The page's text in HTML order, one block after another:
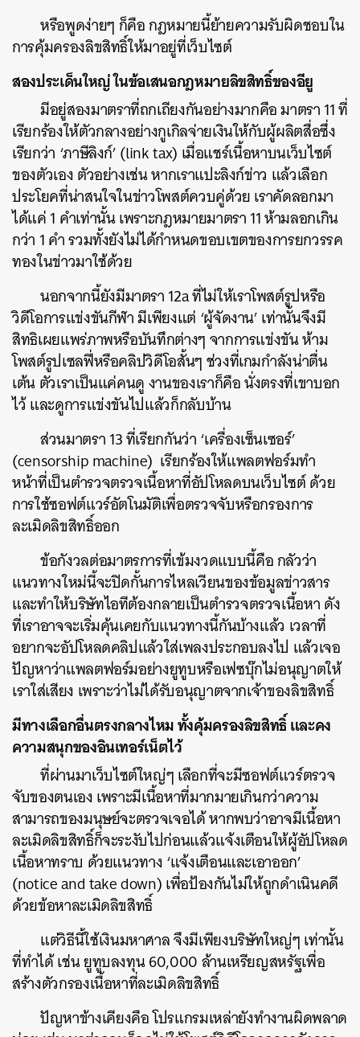
หรือพูดง่ายๆ ก็คือ กฎหมายนี้ย้ายความรับผิดชอบใน
การคุ้มครองลิขสิทธิ์ให้มาอยู่ที่เว็บไซต์
สองประเด็นใหญ่ ในข้อเสนอกฎหมายลิขสิทธิ์ของอียู
มีอยู่สองมาตราที่ถกเถียงกันอย่างมากคือ มาตรา 11 ที่
เรียกร้องให้ตัวกลางอย่างกูเกิลจ่ายเงินให้กับผู้ผลิตสื่อซึ่ง
เรียกว่า ‘ภาษีลิงก์’ (link tax) เมื่อแชร์เนื้อหาบนเว็บไซต์
ของตัวเอง ตัวอย่างเช่น หากเราแปะลิงก์ข่าว แล้วเลือก
ประโยคที่น่าสนใจในข่าวโพสต์ควบคู่ด้วย เราคัดลอกมา
ได้แค่ 1 คำเท่านั้น เพราะกฎหมายมาตรา 11 ห้ามลอกเกิน
กว่า 1 คำ รวมทั้งยังไม่ได้กำหนดขอบเขตของการยกวรรค
ทองในข่าวมาใช้ด้วย
นอกจากนี้ยังมีมาตรา 12a ที่ไม่ให้เราโพสต์รูปหรือ
วิดีโอการแข่งขันกีฬา มีเพียงแต่ ‘ผู้จัดงาน’ เท่านั้นจึงมี
สิทธิเผยแพร่ภาพหรือบันทึกต่างๆ จากการแข่งขัน ห้าม
โพสต์รูปเซลฟี่หรือคลิปวิดีโอสั้นๆ ช่วงที่เกมกำลังน่าตื่น
เต้น ตัวเราเป็นแค่คนดู งานของเราก็คือ นั่งตรงที่เขาบอก
ไว้ และดูการแข่งขันไปแล้วก็กลับบ้าน
ส่วนมาตรา 13 ที่เรียกกันว่า ‘เครื่องเซ็นเซอร์’
(censorship machine) เรียกร้องให้แพลตฟอร์มทำ
หน้าที่เป็นตำรวจตรวจเนื้อหาที่อัปโหลดบนเว็บไซต์ ด้วย
การใช้ซอฟต์แวร์อัตโนมัติเพื่อตรวจจับหรือกรองการ
ละเมิดลิขสิทธิ์ออก
ข้อกังวลต่อมาตรการที่เข้มงวดแบบนี้คือ กลัวว่า
แนวทางใหม่นี้จะปิดกั้นการไหลเวียนของข้อมูลข่าวสาร
และทำให้บริษัทไอทีต้องกลายเป็นตำรวจตรวจเนื้อหา ดัง
ที่เราอาจจะเริ่มคุ้นเคยกับแนวทางนี้กันบ้างแล้ว เวลาที่
อยากจะอัปโหลดคลิปแล้วใส่เพลงประกอบลงไป แล้วเจอ
ปัญหาว่าแพลตฟอร์มอย่างยูทูบหรือเฟซบุ๊กไม่อนุญาตให้
เราใส่เสียง เพราะว่าไม่ได้รับอนุญาตจากเจ้าของลิขสิทธิ์
มีทางเลือกอื่นตรงกลางไหม ทั้งคุ้มครองลิขสิทธิ์ และคง
ความสนุกของอินเทอร์เน็ตไว้
ที่ผ่านมาเว็บไซต์ใหญ่ๆ เลือกที่จะมีซอฟต์แวร์ตรวจ
จับของตนเอง เพราะมีเนื้อหาที่มากมายเกินกว่าความ
สามารถของมนุษย์จะตรวจเจอได้ หากพบว่าอาจมีเนื้อหา
ละเมิดลิขสิทธิ์ก็จะระงับไปก่อนแล้วแจ้งเตือนให้ผู้อัปโหลด
เนื้อหาทราบ ด้วยแนวทาง ‘แจ้งเตือนและเอาออก’
(notice and take down) เพื่อป้องกันไม่ให้ถูกดำเนินคดี
ด้วยข้อหาละเมิดลิขสิทธิ์
แต่วิธีนี้ใช้เงินมหาศาล จึงมีเพียงบริษัทใหญ่ๆ เท่านั้น
ที่ทำได้ เช่น ยูทูบลงทุน 60,000 ล้านเหรียญสหรัฐเพื่อ
สร้างตัวกรองเนื้อหาที่ละเมิดลิขสิทธิ์
ปัญหาข้างเคียงคือ โปรแกรมเหล่ายังทำงานผิดพลาด